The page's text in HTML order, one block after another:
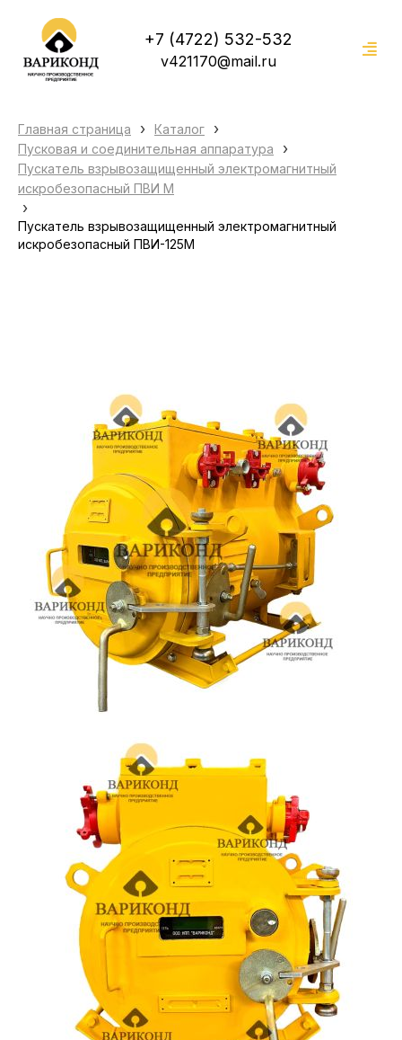
+7 (4722) 532-532
v421170@mail.ru
Главная страница › Каталог ›
Пусковая и соединительная аппаратура ›
Пускатель взрывозащищенный электромагнитный
искробезопасный ПВИ М
›
Пускатель взрывозащищенный электромагнитный
искробезопасный ПВИ-125М